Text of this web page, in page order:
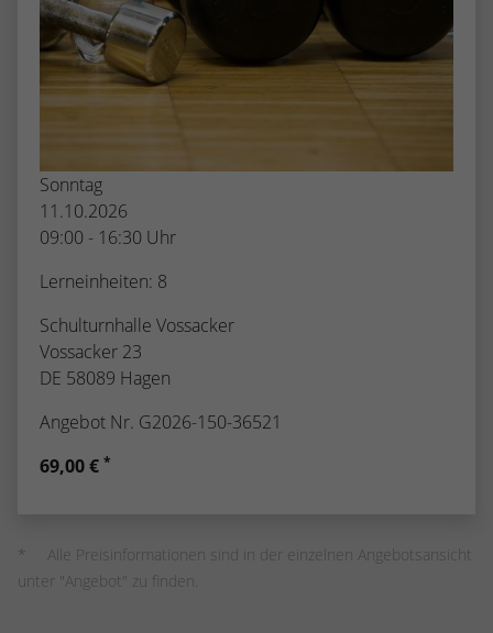
Sonntag
11.10.2026
09:00 - 16:30 Uhr
Lerneinheiten: 8
Schulturnhalle Vossacker
Vossacker 23
DE 58089 Hagen
Angebot Nr. G2026-150-36521
69,00 € *
Alle Preisinformationen sind in der einzelnen Angebotsansicht
unter "Angebot" zu finden.